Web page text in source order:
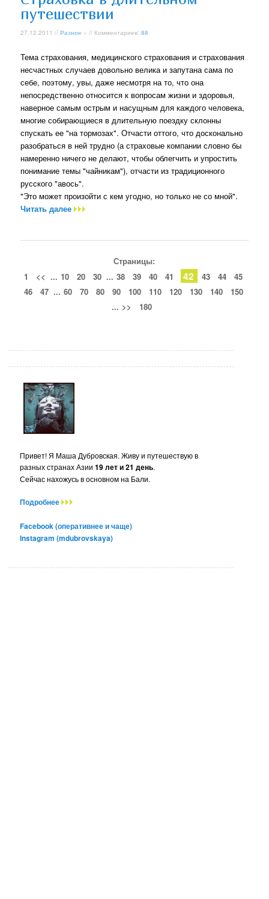
путешествии
27.12.2011 //Разное » // Комментариев:88
Тема страхования, медицинского страхования и страхования
несчастных случаев довольно велика и запутана сама по
себе, поэтому, увы, даже несмотря на то, что она
непосредственно относится к вопросам жизни и здоровья,
наверное самым острым и насущным для каждого человека,
многие собирающиеся в длительную поездку склонны
спускать ее "на тормозах". Отчасти оттого, что досконально
разобраться в ней трудно (а страховые компании словно бы
намеренно ничего не делают, чтобы облегчить и упростить
понимание темы "чайникам"), отчасти из традиционного
русского "авось".
"Это может произойти с кем угодно, но только не со мной".
Читать далее
Страницы:
1
<< ... 10 20 30 ... 38 39 40 41 42 43 44
45
46
47 ... 60 70 80 90 100 110 120 130 140
150
... >> 180
Привет! Я Маша Дубровская. Живу и путешествую в
разных странах Азии19 лет и 21 день.
Сейчас нахожусь в основном на Бали.
Подробнее
Facebook (оперативнее и чаще)
Instagram (mdubrovskaya)